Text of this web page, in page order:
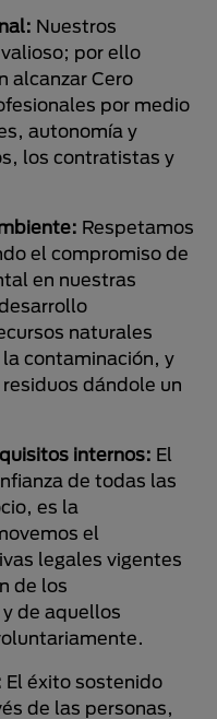
Nuestros
por ello
alcanzar Cero
por medio
autonomía y
los contratistas y
Respetamos
el compromiso de
en nuestras
naturales
contaminación, y
dándole un
internos: El
de todas las
es la
el
legales vigentes
de los
de aquellos
El éxito sostenido
de las personas,